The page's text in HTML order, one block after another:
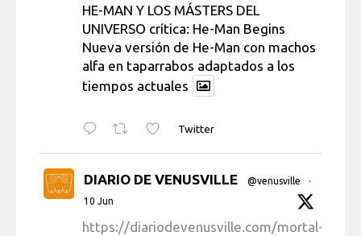
HE-MAN Y LOS MÁSTERS DEL
UNIVERSO crítica: He-Man Begins
Nueva versión de He-Man con machos
alfa en taparrabos adaptados a los
tiempos actuales
Twitter
DIARIO DE VENUSVILLE @venusville
·
10 Jun
https://diariodevenusville.com/mortal-